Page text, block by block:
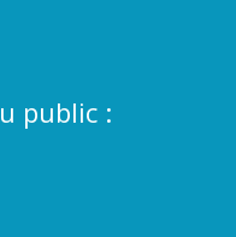
public :